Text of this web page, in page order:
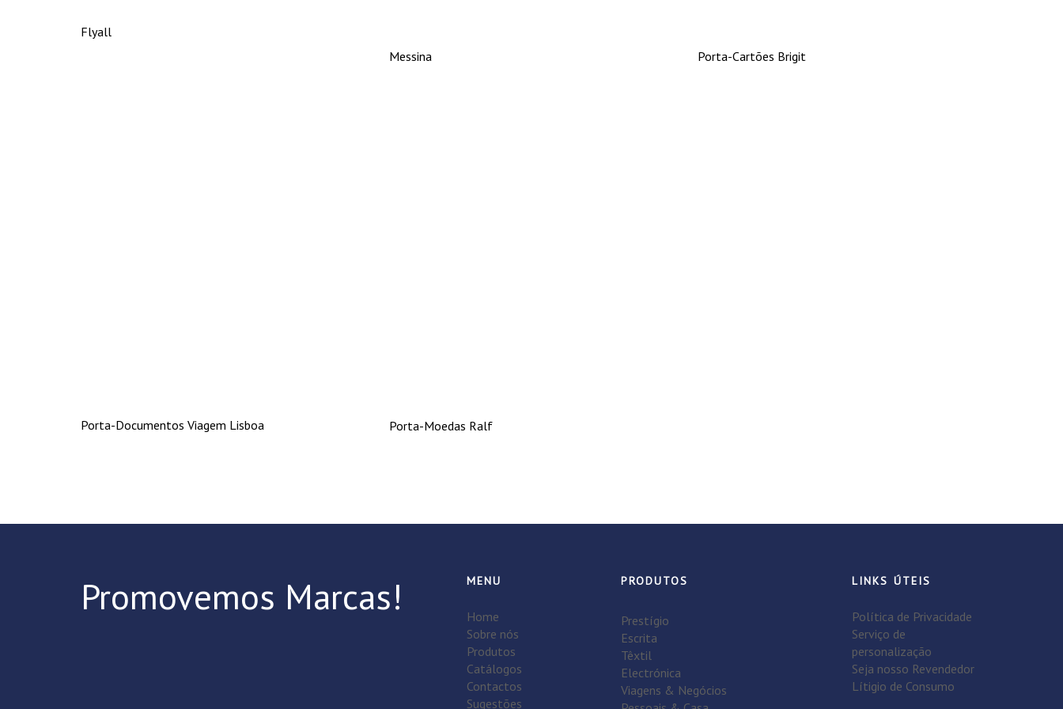
Flyall
Messina
Porta-Cartões Brigit
Porta-Documentos Viagem Lisboa Porta-Moedas Ralf
Promovemos Marcas! MENU
Home
Sobre nós
Produtos
Catálogos
Contactos
Sugestões
PRODUTOS
Prestígio
Escrita
Têxtil
Electrónica
Viagens & Negócios
LINKS ÚTEIS
Política de Privacidade
Serviço de
personalização
Seja nosso Revendedor
Lítigio de Consumo